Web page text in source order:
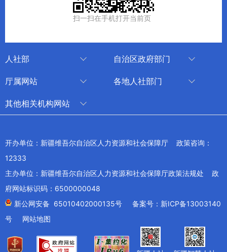
扫一扫在手机打开当前页
人社部
技能人才评价工作网
自治区政府部门
审计厅
退役军人事务厅
商务厅
农业农村厅
厅属网站
中国新疆人才网
各地人社部门
克孜勒苏柯尔克孜自治州
其他相关机构网站
新疆新闻网
新疆电视台
工业和信息化部
开办单位：新疆维吾尔自治区人力资源和社会保障厅 政策咨询：
12333
主办单位：新疆维吾尔自治区人力资源和社会保障厅政策法规处 政
府网站标识码：6500000048
新公网安备 65010402000135号
备案号：新ICP备13003140
号
网站地图